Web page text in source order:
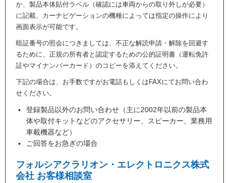
か、製品本体貼付ラベル（確認には車両からの取り外しが必要）
に記載、カーナビゲーションの機種によっては指定の操作により
画面表示が可能です。
暗証番号の照会につきましては、不正な解読申請・解除を回避す
るために、正規の所有者と認定するための公的証明書（運転免許
証やマイナンバーカード）のコピーを添えてください。
下記の場合は、お手数ですがお電話もしくはFAXにてお問い合わ
せください。
登録製品以外のお問い合わせ（主に2002年以前の製品本
体や取付キットなどのアクセサリー、スピーカー、業務用
車載機器など）
ご回答をお急ぎの場合
フォルシアクラリオン・エレクトロニクス株式
会社 お客様相談室